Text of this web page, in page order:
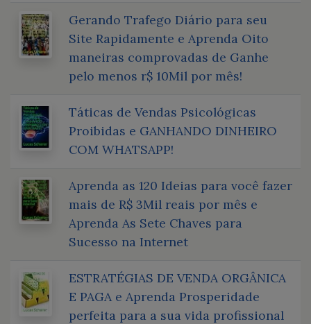
Gerando Trafego Diário para seu
Site Rapidamente e Aprenda Oito
maneiras comprovadas de Ganhe
pelo menos r$ 10Mil por mês!
Táticas de Vendas Psicológicas
Proibidas e GANHANDO DINHEIRO
COM WHATSAPP!
Aprenda as 120 Ideias para você fazer
mais de R$ 3Mil reais por mês e
Aprenda As Sete Chaves para
Sucesso na Internet
ESTRATÉGIAS DE VENDA ORGÂNICA
E PAGA e Aprenda Prosperidade
perfeita para a sua vida profissional